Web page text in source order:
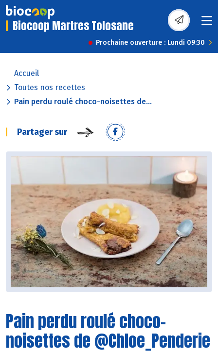
Biocoop Martres Tolosane
Prochaine ouverture : Lundi 09:30
Accueil
Toutes nos recettes
Pain perdu roulé choco-noisettes de...
Partager sur
Pain perdu roulé choco-
noisettes de @Chloe_Penderie